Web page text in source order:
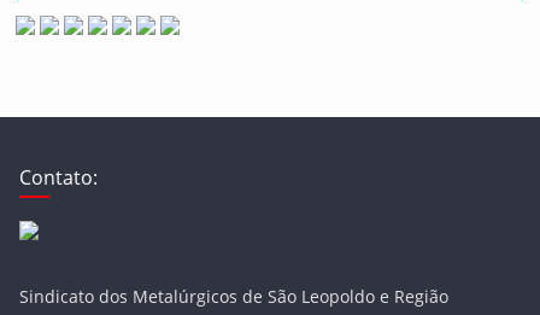
Contato:
Sindicato dos Metalúrgicos de São Leopoldo e Região